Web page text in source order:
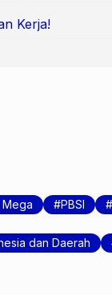
Kerja!
Mega PBSI
dan Daerah